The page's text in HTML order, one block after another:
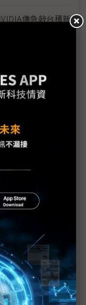
傳急敲台積新
燒 美國商會提起
剖析1.8萬條法規
中國將竄出多家
連9個月衰退
「清庫存」仍
需求強勁跨越